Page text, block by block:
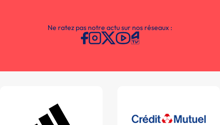
Ne ratez pas notre actu sur nos réseaux :